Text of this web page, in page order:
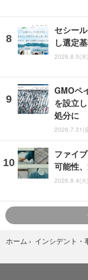
セシー
し選定
2026.8.5(水
GMOペ
を設立
処分に
2026.7.31(
ファイ
可能性
2026.8.4(火
ホーム › インシデント・